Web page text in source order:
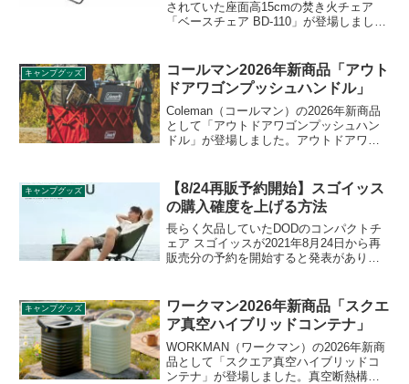
されていた座面高15cmの焚き火チェア
「ベースチェア BD-110」が登場しまし
す。近日入荷予定とされています。詳細
をレビューします。
キャンプグッズ
コールマン2026年新商品「アウト
ドアワゴンプッシュハンドル」
Coleman（コールマン）の2026年新商品
として「アウトドアワゴンプッシュハン
ドル」が登場しました。アウトドアワゴ
ます。重い荷物の運搬をより快適にでき
るハンドルです。詳細をレビューしま
す。
キャンプグッズ
【8/24再販予約開始】スゴイッス
の購入確度を上げる方法
長らく欠品していたDODのコンパクトチ
ェア スゴイッスが2021年8月24日から再
販売分の予約を開始すると発表がありま
になる可能性もあります。スゴイッスを
購入できる確度を上げる方法を検証しま
す。
キャンプグッズ
ワークマン2026年新商品「スクエ
ア真空ハイブリッドコンテナ」
WORKMAN（ワークマン）の2026年新商
品として「スクエア真空ハイブリッドコ
ンテナ」が登場しました。真空断熱構造